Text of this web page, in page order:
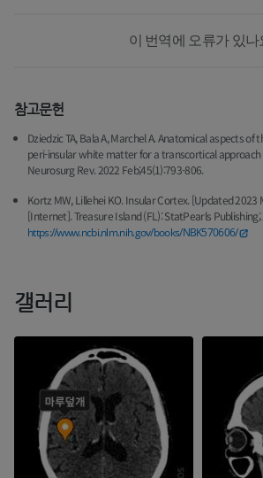
이 번역에 오류가 있나
참고문헌
Dziedzic TA, Bala A, Marchel A. Anatomical aspects of
peri-insular white matter for a transcortical
Neurosurg Rev. 2022 Feb;45(1):793-806.
Kortz MW, Lillehei KO. Insular Cortex. [Updated 2023
[Internet]. Treasure Island (FL): StatPearls
https://www.ncbi.nlm.nih.gov/books/NBK570606/
갤러리